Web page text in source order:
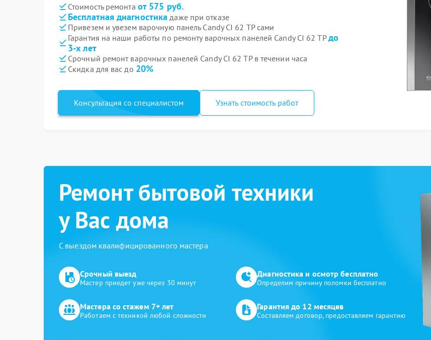
Стоимость ремонта от 575 руб.
Бесплатная диагностика даже при отказе
Привезем и увезем варочную панель Candy CI 62 TP сами
Гарантия на наши работы по ремонту варочных панелей Candy CI 62 TPдо
3-х лет
Срочный ремонт варочных панелей Candy CI 62 TP в течении часа
Скидка для вас до 20%
Консультация со специалистом Узнать стоимость работ
Ремонт бытовой техники
у Вас дома
С выездом квалифицированного мастера
Срочный выезд
Мастер приедет уже через 30 минут
Диагностика и осмотр бесплатно
Определим причину поломки бесплатно
Мастера со стажем 7+ лет
Работаем с техникой любой сложности
Гарантия до 12 месяцев
Составляем договор, предоставляем гарантию